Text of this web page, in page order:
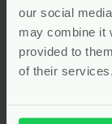
our social
may combine it
provided to
of their services.
Zerah
Pure